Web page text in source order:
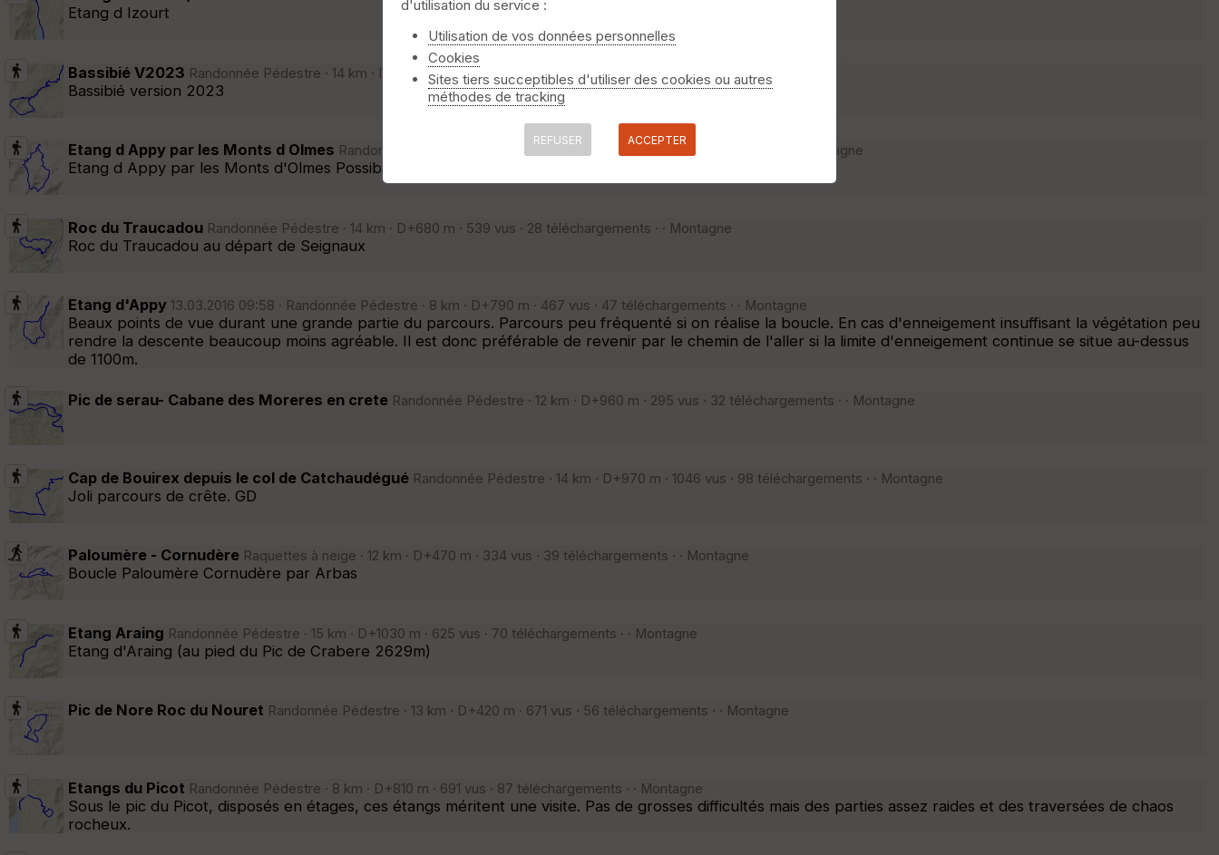
Afficher la carto
Etang d Izourt
Bassibié V2023 Randonnée Pédestre · 14 km · D+1250 m · 407 vus · 39 téléchargements · · Montagne
Bassibié version 2023
Etang d Appy par les Monts d Olmes Randonnée Pédestre · 10 km · D+760 m · 503 vus · 42 téléchargements · · Montagne
Etang d Appy par les Monts d'Olmes Possibilité de rajouter un aller/retour au Pic de Saint Barthélemy
Roc du Traucadou Randonnée Pédestre · 14 km · D+680 m · 539 vus · 28 téléchargements · · Montagne
Roc du Traucadou au départ de Seignaux
Etang d'Appy 13.03.2016 09:58 · Randonnée Pédestre · 8 km · D+790 m · 467 vus · 47 téléchargements · · Montagne
Beaux points de vue durant une grande partie du parcours. Parcours peu fréquenté si on réalise la boucle. En cas d'enneigement insuffisant la végétation peu
rendre la descente beaucoup moins agréable. Il est donc préférable de revenir par le chemin de l'aller si la limite d'enneigement continue se situe au-dessus
de 1100m.
Pic de serau- Cabane des Moreres en crete Randonnée Pédestre · 12 km · D+960 m · 295 vus · 32 téléchargements · · Montagne
Cap de Bouirex depuis le col de Catchaudégué Randonnée Pédestre · 14 km · D+970 m · 1046 vus · 98 téléchargements · · Montagne
Joli parcours de crête. GD
Paloumère - Cornudère Raquettes à neige · 12 km · D+470 m · 334 vus · 39 téléchargements · · Montagne
Boucle Paloumère Cornudère par Arbas
Etang Araing Randonnée Pédestre · 15 km · D+1030 m · 625 vus · 70 téléchargements · · Montagne
Etang d'Araing (au pied du Pic de Crabere 2629m)
Pic de Nore Roc du Nouret Randonnée Pédestre · 13 km · D+420 m · 671 vus · 56 téléchargements · · Montagne
Etangs du Picot Randonnée Pédestre · 8 km · D+810 m · 691 vus · 87 téléchargements · · Montagne
Sous le pic du Picot, disposés en étages, ces étangs méritent une visite. Pas de grosses difficultés mais des parties assez raides et des traversées de chaos
rocheux.
d'utilisation du service :
Utilisation de vos données personnelles
Cookies
Sites tiers succeptibles d'utiliser des cookies ou autres
méthodes de tracking
REFUSER ACCEPTER